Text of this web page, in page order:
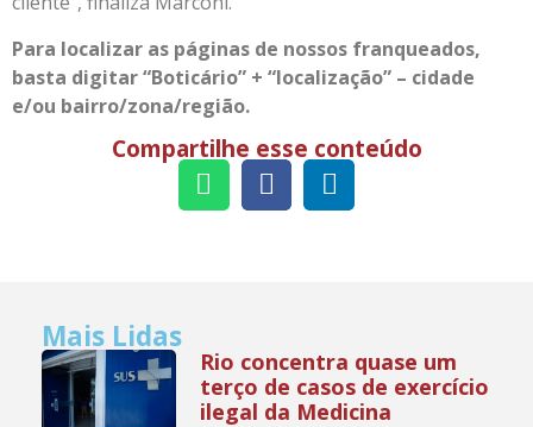
Para localizar as páginas de nossos franqueados,
basta digitar “Boticário” + “localização” – cidade
e/ou bairro/zona/região.
Compartilhe esse conteúdo
Mais Lidas
Rio concentra quase um
terço de casos de exercício
ilegal da Medicina